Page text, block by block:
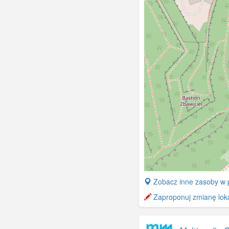
+
−
Zobacz inne zasoby w
Zaproponuj zmianę